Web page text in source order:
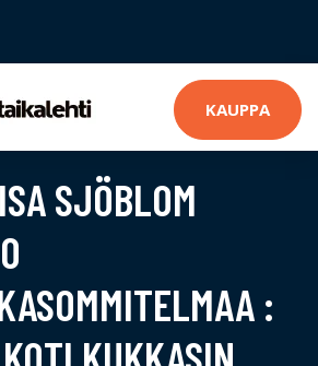
KAUPPA
SJÖBLOM
: